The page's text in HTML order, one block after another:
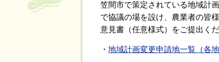
笠間市で策定されている地域計
で協議の場を設け、農業者の皆
意見書（任意様式）をご提出くだ
・ 地域計画変更申請地一覧（各地